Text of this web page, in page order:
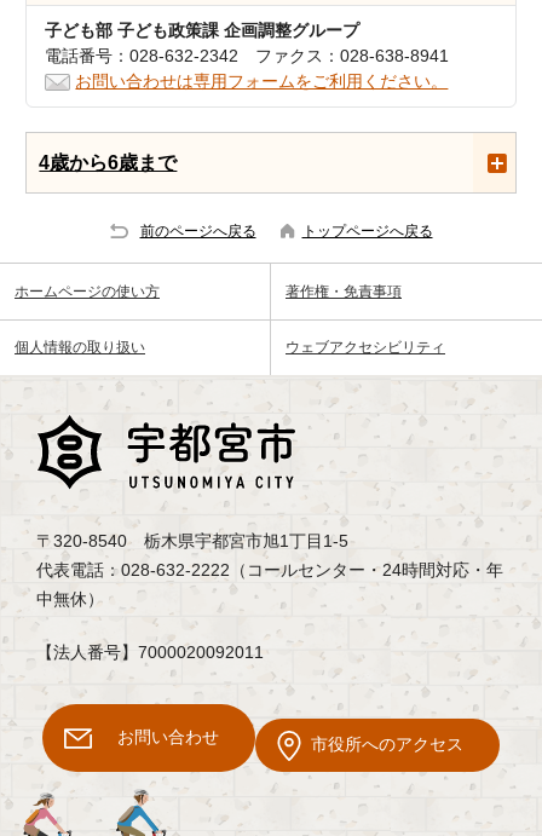
子ども部 子ども政策課 企画調整グループ
電話番号：028-632-2342 ファクス：028-638-8941
お問い合わせは専用フォームをご利用ください。
4歳から6歳まで
前のページへ戻る トップページへ戻る
ホームページの使い方 著作権・免責事項
個人情報の取り扱い ウェブアクセシビリティ
〒320-8540 栃木県宇都宮市旭1丁目1-5
代表電話：028-632-2222（コールセンター・24時間対応・年
中無休）
【法人番号】7000020092011
お問い合わせ 市役所へのアクセス